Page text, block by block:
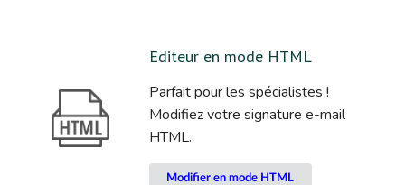
Editeur en mode HTML
Parfait pour les spécialistes !
Modifiez votre signature e-mail
HTML.
Modifier en mode HTML